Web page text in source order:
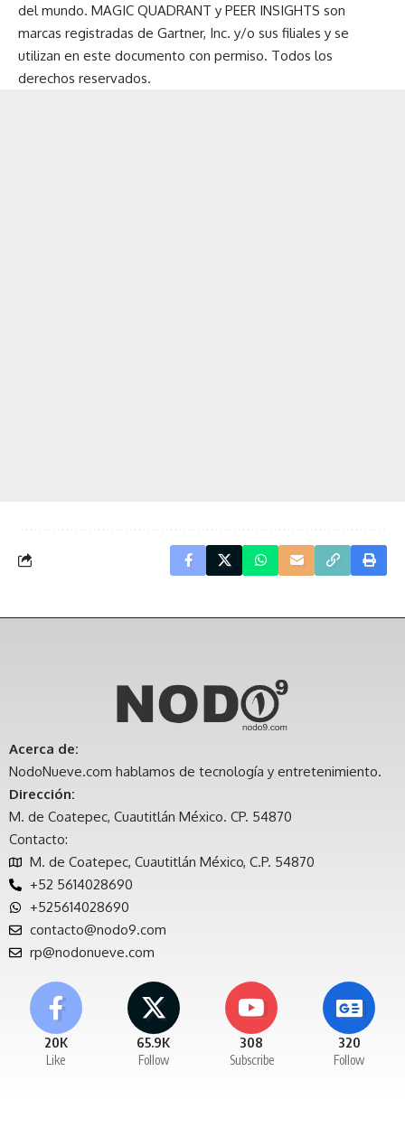
del mundo. MAGIC QUADRANT y PEER INSIGHTS son
marcas registradas de Gartner, Inc. y/o sus filiales y se
utilizan en este documento con permiso. Todos los
derechos reservados.
Acerca de:
NodoNueve.com hablamos de tecnología y entretenimiento.
Dirección:
M. de Coatepec, Cuautitlán México. CP. 54870
Contacto:
M. de Coatepec, Cuautitlán México, C.P. 54870
+52 5614028690
+525614028690
contacto@nodo9.com
rp@nodonueve.com
20K
Like
65.9K
Follow
308
Subscribe
320
Follow